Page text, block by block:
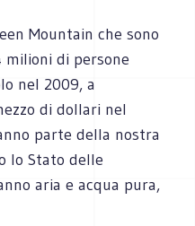
Mountain che sono
di persone
nel 2009, a
di dollari nel
parte della nostra
lo Stato delle
aria e acqua pura,